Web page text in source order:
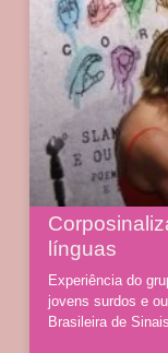
línguas
Experiência do
jovens surdos e
Brasileira de Sinais.